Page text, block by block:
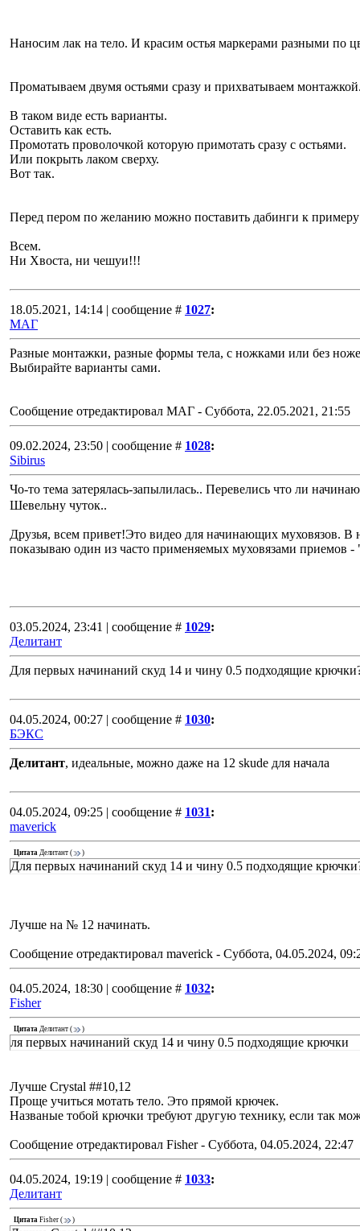
Наносим лак на тело. И красим остья маркерами разными по
Проматываем двумя остьями сразу и прихватываем
В таком виде есть варианты.
Оставить как есть.
Промотать проволочкой которую примотать сразу с остьями.
Или покрыть лаком сверху.
Вот так.
Перед пером по желанию можно поставить дабинги к примеру
Всем.
Ни Хвоста, ни чешуи!!!
18.05.2021, 14:14 | сообщение # 1027:
МАГ
Разные монтажки, разные формы тела, с ножками или без
Выбирайте варианты сами.
Сообщение отредактировал МАГ - Суббота, 22.05.2021, 21:55
09.02.2024, 23:50 | сообщение # 1028:
Sibirus
Чо-то тема затерялась-запылилась.. Перевелись что ли
Шевельну чуток..
Друзья, всем привет!Это видео для начинающих муховязов.
показываю один из часто применяемых муховязами приемов -
03.05.2024, 23:41 | сообщение # 1029:
Делитант
Для первых начинаний скуд 14 и чину 0.5 подходящие
04.05.2024, 00:27 | сообщение # 1030:
БЭКС
Делитант, идеальные, можно даже на 12 skude для начала
04.05.2024, 09:25 | сообщение # 1031:
maverick
Цитата Делитант ( )
Для первых начинаний скуд 14 и чину 0.5 подходящие
Лучше на № 12 начинать.
Сообщение отредактировал maverick - Суббота, 04.05.2024,
04.05.2024, 18:30 | сообщение # 1032:
Fisher
Цитата Делитант ( )
ля первых начинаний скуд 14 и чину 0.5 подходящие крючки
Лучше Crystal ##10,12
Проще учиться мотать тело. Это прямой крючек.
Названые тобой крючки требуют другую технику, если так
Сообщение отредактировал Fisher- Суббота, 04.05.2024, 22:47
04.05.2024, 19:19 | сообщение # 1033:
Делитант
Цитата Fisher ( )